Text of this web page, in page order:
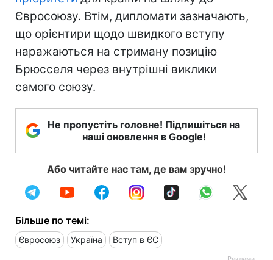
Євросоюзу. Втім, дипломати зазначають,
що орієнтири щодо швидкого вступу
наражаються на стриману позицію
Брюсселя через внутрішні виклики
самого союзу.
Не пропустіть головне! Підпишіться на
наші оновлення в Google!
Або читайте нас там, де вам зручно!
Більше по темі:
Євросоюз Україна Вступ в ЄС